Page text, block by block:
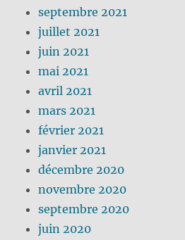
septembre 2021
juillet 2021
juin 2021
mai 2021
avril 2021
mars 2021
février 2021
janvier 2021
décembre 2020
novembre 2020
septembre 2020
juin 2020